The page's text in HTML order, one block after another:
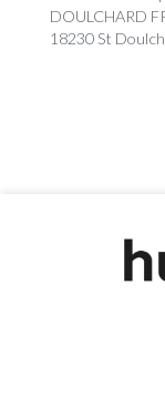
DOULCHARD
18230 St